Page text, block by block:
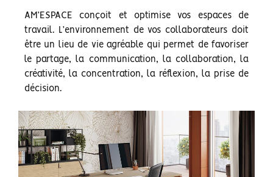
AM’ESPACE conçoit et optimise vos espaces de
travail. L’environnement de vos collaborateurs doit
être un lieu de vie agréable qui permet de favoriser
le partage, la communication, la collaboration, la
créativité, la concentration, la réflexion, la prise de
décision.